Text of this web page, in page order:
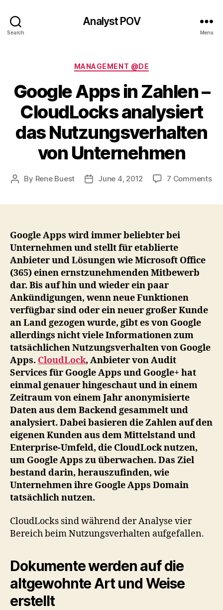
Search
Analyst POV
Menu
Categories
MANAGEMENT @DE
Google Apps in Zahlen –
CloudLocks analysiert
das Nutzungsverhalten
von Unternehmen
Post
By Rene Buest
PostJune 4, 2012 7 Commentson
Google Apps wird immer beliebter bei
Unternehmen und stellt für etablierte
Anbieter und Lösungen wie Microsoft Office
(365) einen ernstzunehmenden Mitbewerb
dar. Bis auf hin und wieder ein paar
Ankündigungen, wenn neue Funktionen
verfügbar sind oder ein neuer großer Kunde
an Land gezogen wurde, gibt es von Google
allerdings nicht viele Informationen zum
tatsächlichen Nutzungsverhalten von Google
Apps. CloudLock, Anbieter von Audit
Services für Google Apps und Google+ hat
einmal genauer hingeschaut und in einem
Zeitraum von einem Jahr anonymisierte
Daten aus dem Backend gesammelt und
analysiert. Dabei basieren die Zahlen auf den
eigenen Kunden aus dem Mittelstand und
Enterprise-Umfeld, die CloudLock nutzen,
um Google Apps zu überwachen. Das Ziel
bestand darin, herauszufinden, wie
Unternehmen ihre Google Apps Domain
tatsächlich nutzen.
CloudLocks sind während der Analyse vier
Bereich beim Nutzungsverhalten aufgefallen.
Dokumente werden auf die
altgewohnte Art und Weise
erstellt